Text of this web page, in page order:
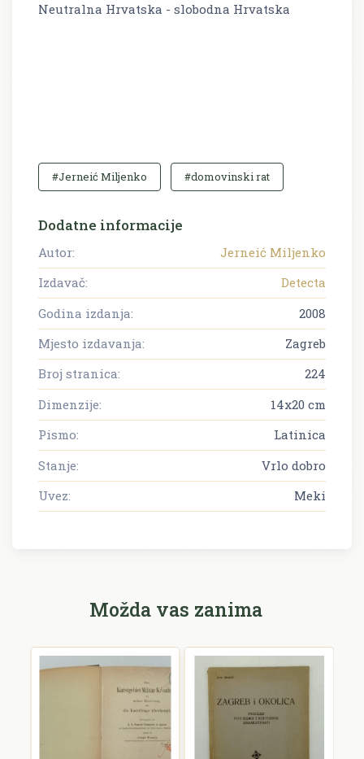
Neutralna Hrvatska - slobodna Hrvatska
#Jerneić Miljenko #domovinski rat
Dodatne informacije
Autor:
Jerneić Miljenko
Izdavač:
Detecta
Godina izdanja:
2008
Mjesto izdavanja:
Zagreb
Broj stranica:
224
Dimenzije:
14x20 cm
Pismo:
Latinica
Stanje:
Vrlo dobro
Uvez:
Meki
Možda vas zanima